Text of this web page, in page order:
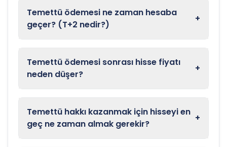
Temettü ödemesi ne zaman hesaba
geçer? (T+2 nedir?)
+
Temettü ödemesi sonrası hisse fiyatı
neden düşer?
+
Temettü hakkı kazanmak için hisseyi en
geç ne zaman almak gerekir?
+